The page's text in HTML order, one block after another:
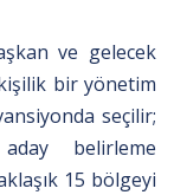
ve gelecek
bir yönetim
seçilir;
belirleme
15 bölgeyi